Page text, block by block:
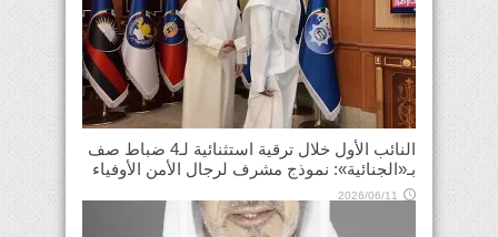
النائب الأول خلال ترقية استثنائية لـ4 ضباط صف
بـ«الجنائية»: نموذج مشرف لرجال الأمن الأوفياء
2026/06/11